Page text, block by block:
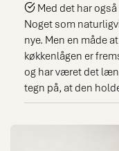
Med det har
Noget som
nye. Men en måde
køkkenlågen er
og har været det
tegn på, at den